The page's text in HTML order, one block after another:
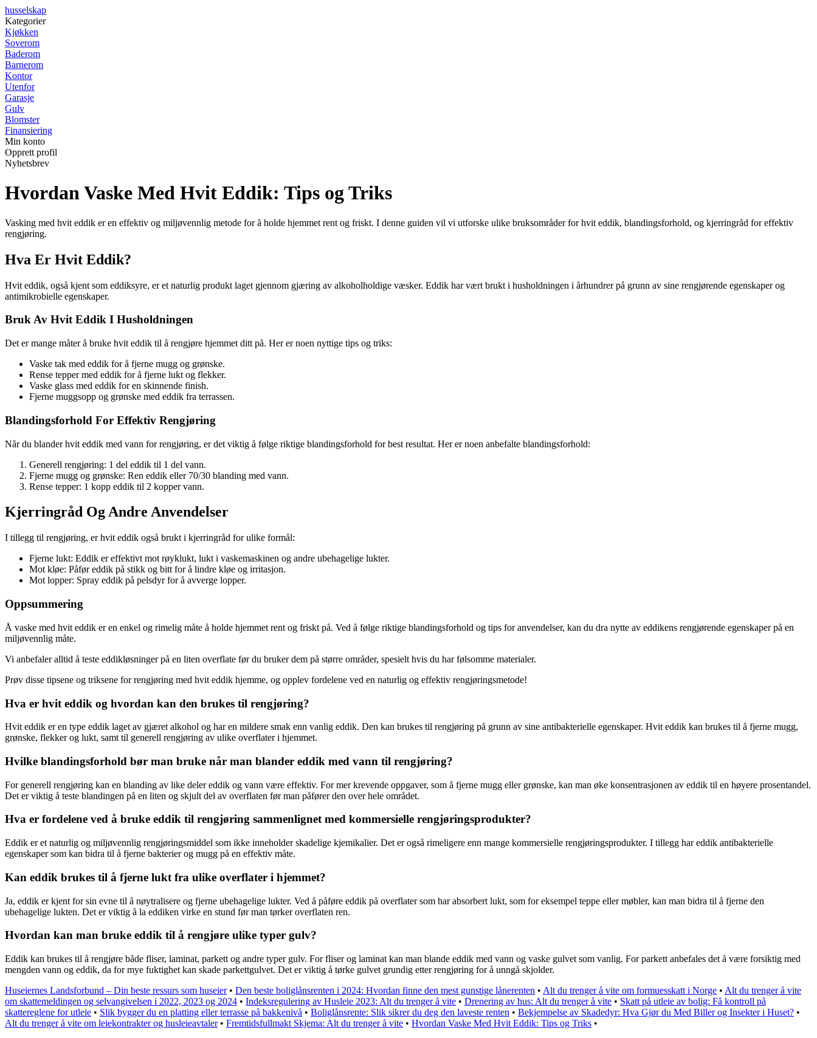
husselskap
Kategorier
Kjøkken
Soverom
Baderom
Barnerom
Kontor
Utenfor
Garasje
Gulv
Blomster
Finansiering
Min konto
Opprett profil
Nyhetsbrev
Hvordan Vaske Med Hvit Eddik: Tips og Triks
Vasking med hvit eddik er en effektiv og miljøvennlig metode for å holde hjemmet rent og friskt. I denne guiden vil vi utforske ulike bruksområder for hvit eddik, blandingsforhold, og kjerringråd for effektiv
rengjøring.
Hva Er Hvit Eddik?
Hvit eddik, også kjent som eddiksyre, er et naturlig produkt laget gjennom gjæring av alkoholholdige væsker. Eddik har vært brukt i husholdningen i århundrer på grunn av sine rengjørende egenskaper og
antimikrobielle egenskaper.
Bruk Av Hvit Eddik I Husholdningen
Det er mange måter å bruke hvit eddik til å rengjøre hjemmet ditt på. Her er noen nyttige tips og triks:
Vaske tak med eddik for å fjerne mugg og grønske.
Rense tepper med eddik for å fjerne lukt og flekker.
Vaske glass med eddik for en skinnende finish.
Fjerne muggsopp og grønske med eddik fra terrassen.
Blandingsforhold For Effektiv Rengjøring
Når du blander hvit eddik med vann for rengjøring, er det viktig å følge riktige blandingsforhold for best resultat. Her er noen anbefalte blandingsforhold:
Generell rengjøring: 1 del eddik til 1 del vann.
Fjerne mugg og grønske: Ren eddik eller 70/30 blanding med vann.
Rense tepper: 1 kopp eddik til 2 kopper vann.
Kjerringråd Og Andre Anvendelser
I tillegg til rengjøring, er hvit eddik også brukt i kjerringråd for ulike formål:
Fjerne lukt: Eddik er effektivt mot røyklukt, lukt i vaskemaskinen og andre ubehagelige lukter.
Mot kløe: Påfør eddik på stikk og bitt for å lindre kløe og irritasjon.
Mot lopper: Spray eddik på pelsdyr for å avverge lopper.
Oppsummering
Å vaske med hvit eddik er en enkel og rimelig måte å holde hjemmet rent og friskt på. Ved å følge riktige blandingsforhold og tips for anvendelser, kan du dra nytte av eddikens rengjørende egenskaper på en
miljøvennlig måte.
Vi anbefaler alltid å teste eddikløsninger på en liten overflate før du bruker dem på større områder, spesielt hvis du har følsomme materialer.
Prøv disse tipsene og triksene for rengjøring med hvit eddik hjemme, og opplev fordelene ved en naturlig og effektiv rengjøringsmetode!
Hva er hvit eddik og hvordan kan den brukes til rengjøring?
Hvit eddik er en type eddik laget av gjæret alkohol og har en mildere smak enn vanlig eddik. Den kan brukes til rengjøring på grunn av sine antibakterielle egenskaper. Hvit eddik kan brukes til å fjerne mugg,
grønske, flekker og lukt, samt til generell rengjøring av ulike overflater i hjemmet.
Hvilke blandingsforhold bør man bruke når man blander eddik med vann til rengjøring?
For generell rengjøring kan en blanding av like deler eddik og vann være effektiv. For mer krevende oppgaver, som å fjerne mugg eller grønske, kan man øke konsentrasjonen av eddik til en høyere prosentandel.
Det er viktig å teste blandingen på en liten og skjult del av overflaten før man påfører den over hele området.
Hva er fordelene ved å bruke eddik til rengjøring sammenlignet med kommersielle rengjøringsprodukter?
Eddik er et naturlig og miljøvennlig rengjøringsmiddel som ikke inneholder skadelige kjemikalier. Det er også rimeligere enn mange kommersielle rengjøringsprodukter. I tillegg har eddik antibakterielle
egenskaper som kan bidra til å fjerne bakterier og mugg på en effektiv måte.
Kan eddik brukes til å fjerne lukt fra ulike overflater i hjemmet?
Ja, eddik er kjent for sin evne til å nøytralisere og fjerne ubehagelige lukter. Ved å påføre eddik på overflater som har absorbert lukt, som for eksempel teppe eller møbler, kan man bidra til å fjerne den
ubehagelige lukten. Det er viktig å la eddiken virke en stund før man tørker overflaten ren.
Hvordan kan man bruke eddik til å rengjøre ulike typer gulv?
Eddik kan brukes til å rengjøre både fliser, laminat, parkett og andre typer gulv. For fliser og laminat kan man blande eddik med vann og vaske gulvet som vanlig. For parkett anbefales det å være forsiktig med
mengden vann og eddik, da for mye fuktighet kan skade parkettgulvet. Det er viktig å tørke gulvet grundig etter rengjøring for å unngå skjolder.
Huseiernes Landsforbund – Din beste ressurs som huseier• Den beste boliglånsrenten i 2024: Hvordan finne den mest gunstige lånerenten • Alt du trenger å vite om formuesskatt i Norge • Alt du trenger å vite
om skattemeldingen og selvangivelsen i 2022, 2023 og 2024 • Indeksregulering av Husleie 2023: Alt du trenger å vite • Drenering av hus: Alt du trenger å vite • Skatt på utleie av bolig: Få kontroll på
skattereglene for utleie • Slik bygger du en platting eller terrasse på bakkenivå • Boliglånsrente: Slik sikrer du deg den laveste renten • Bekjempelse av Skadedyr: Hva Gjør du Med Biller og Insekter i Huset? •
Alt du trenger å vite om leiekontrakter og husleieavtaler• Fremtidsfullmakt Skjema: Alt du trenger å vite • Hvordan Vaske Med Hvit Eddik: Tips og Triks •